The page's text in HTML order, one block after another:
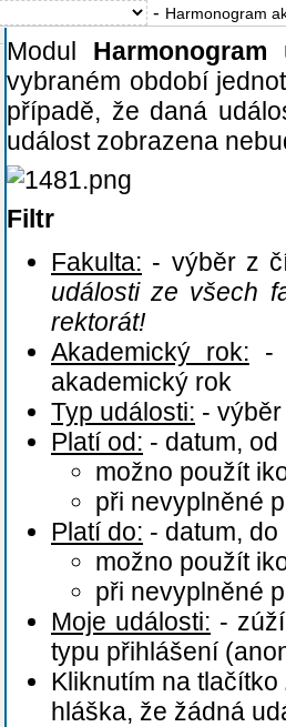
- Harmonogram
Modul Harmonogram
vybraném období
případě, že daná
událost zobrazena
Filtr
Fakulta: - výběr z
události ze všech
rektorát!
Akademický rok: -
akademický rok
Typ události: -
Platí od: - datum,
možno použít
při nevyplněné
Platí do: - datum,
možno použít
při nevyplněné
Moje události: -
typu přihlášení
Kliknutím na tlačítko
hláška, že žádná